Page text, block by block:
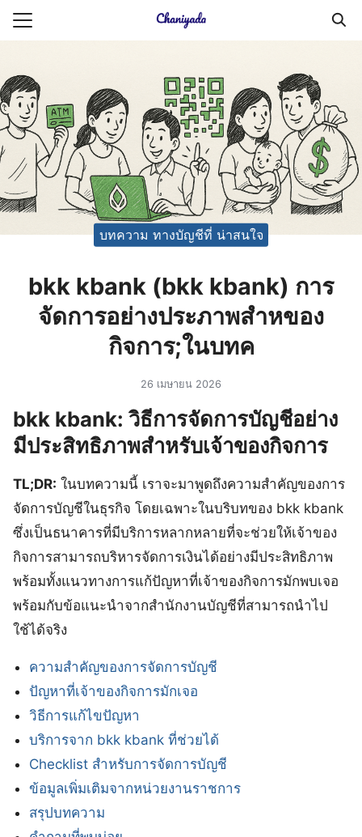
Skip
ยความเป็นส่วนตัว
ญชี (Accounting service)
ญชี (Accounting
บทความ ทางบัญชีที่ น่าสนใจ
bkk kbank (bkk kbank) การ
จัดการอย่างประภาพสำหของ
กิจการ;ในบทค
26 เมษายน 2026
bkk kbank: วิธีการจัดการบัญชีอย่าง
มีประสิทธิภาพสำหรับเจ้าของกิจการ
TL;DR: ในบทความนี้ เราจะมาพูดถึงความสำคัญของการ
จัดการบัญชีในธุรกิจ โดยเฉพาะในบริบทของ bkk kbank
ซึ่งเป็นธนาคารที่มีบริการหลากหลายที่จะช่วยให้เจ้าของ
กิจการสามารถบริหารจัดการเงินได้อย่างมีประสิทธิภาพ
พร้อมทั้งแนวทางการแก้ปัญหาที่เจ้าของกิจการมักพบเจอ
พร้อมกับข้อแนะนำจากสำนักงานบัญชีที่สามารถนำไป
ใช้ได้จริง
ความสำคัญของการจัดการบัญชี
ปัญหาที่เจ้าของกิจการมักเจอ
วิธีการแก้ไขปัญหา
บริการจาก bkk kbank ที่ช่วยได้
Checklist สำหรับการจัดการบัญชี
ข้อมูลเพิ่มเติมจากหน่วยงานราชการ
สรุปบทความ